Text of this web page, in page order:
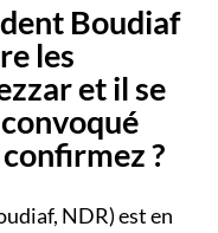
Boudiaf
les
et il se
?
NDR) est en